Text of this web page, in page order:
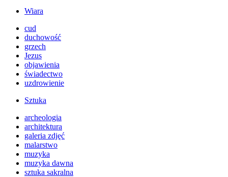
Wiara
cud
duchowość
grzech
Jezus
objawienia
świadectwo
uzdrowienie
Sztuka
archeologia
architektura
galeria zdjęć
malarstwo
muzyka
muzyka dawna
sztuka sakralna